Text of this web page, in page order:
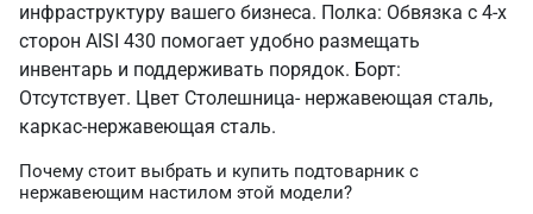
инфраструктуру вашего бизнеса. Полка: Обвязка с 4-х
сторон AISI 430 помогает удобно размещать
инвентарь и поддерживать порядок. Борт:
Отсутствует. Цвет Столешница- нержавеющая сталь,
каркас-нержавеющая сталь.
Почему стоит выбрать и купить подтоварник с
нержавеющим настилом этой модели?